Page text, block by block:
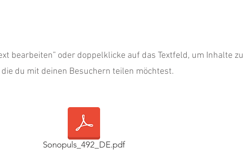
bearbeiten” oder doppelklicke auf das Textfeld, um Inhalte zu
du mit deinen Besuchern teilen möchtest.
Sonopuls_492_DE.pdf